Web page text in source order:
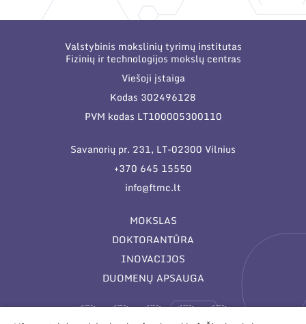
Valstybinis mokslinių tyrimų institutas
Fizinių ir technologijos mokslų centras
Viešoji įstaiga
Kodas 302496128
PVM kodas LT100005300110
Savanorių pr. 231, LT-02300 Vilnius
+370 645 15550
info@ftmc.lt
MOKSLAS
DOKTORANTŪRA
INOVACIJOS
DUOMENŲ APSAUGA